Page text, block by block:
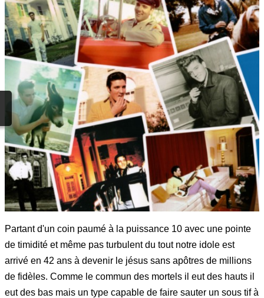
Partant d'un coin paumé à la puissance 10 avec une pointe
de timidité et même pas turbulent du tout notre idole est
arrivé en 42 ans à devenir le jésus sans apôtres de millions
de fidèles. Comme le commun des mortels il eut des hauts il
eut des bas mais un type capable de faire sauter un sous tif à